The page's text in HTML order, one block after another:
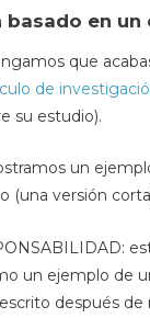
en un
que
de
su estudio).
un
(una versión
un ejemplo de
después